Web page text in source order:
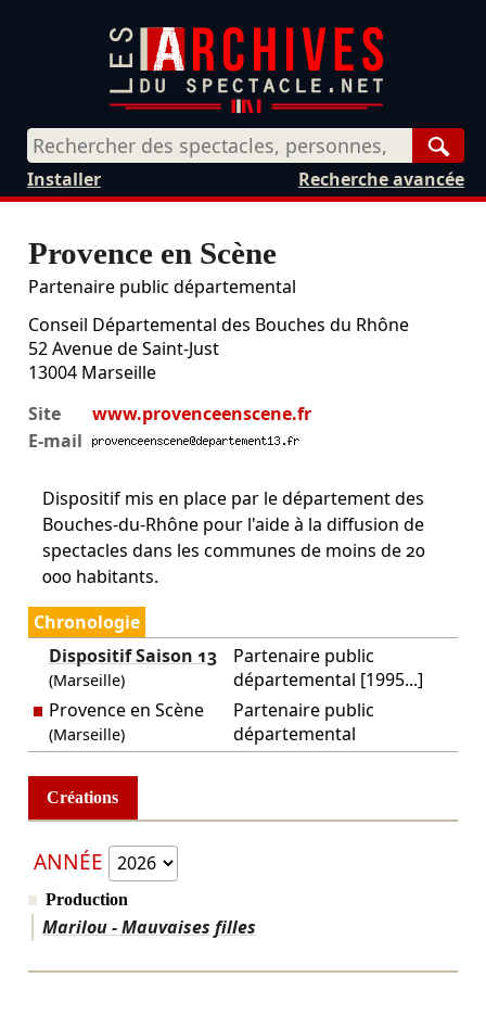
Recherche avancée
Installer
Provence en Scène
Partenaire public départemental
Conseil Départemental des Bouches du Rhône
52 Avenue de Saint-Just
13004 Marseille
Site
www.provenceenscene.fr
E-mail
Dispositif mis en place par le département des
Bouches-du-Rhône pour l'aide à la diffusion de
spectacles dans les communes de moins de 20
000 habitants.
Chronologie
Dispositif Saison 13
(Marseille)
Partenaire public
départemental [1995...]
Provence en Scène
(Marseille)
Partenaire public
départemental
Créations
ANNÉE
Production
Marilou - Mauvaises filles